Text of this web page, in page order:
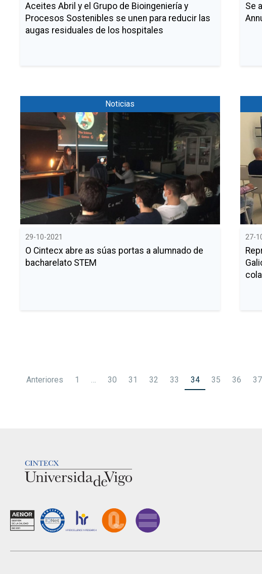
Aceites Abril y el Grupo de Bioingeniería y
Procesos Sostenibles se unen para reducir las
augas residuales de los hospitales
Se
Noticias
29-10-2021
O Cintecx abre as súas portas a alumnado de
bacharelato STEM
27-
de
Anteriores 1 … 30 31 32 33 34 35 36 37